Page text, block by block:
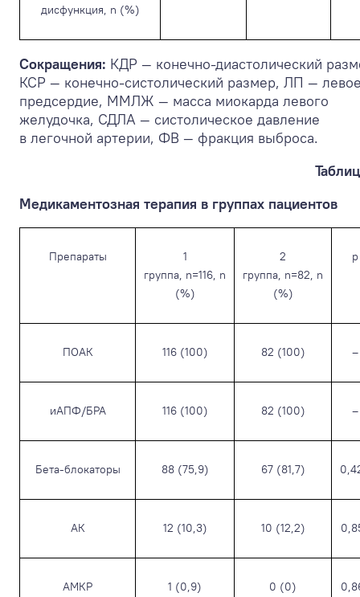
дисфункция, n (%)
Сокращения: КДР — конечно-диастолический
КСР — конечно-систолический размер, ЛП —
предсердие, ММЛЖ — масса миокарда левого
желудочка, СДЛА — систолическое давление
в легочной артерии, ФВ — фракция выброса.
Медикаментозная терапия в группах пациентов
Препараты
1
группа, n=116, n
(%)
2
группа, n=82, n
(%)
p
ПОАК 116 (100) 82 (100) –
иАПФ/БРА 116 (100) 82 (100) –
Бета-блокаторы 88 (75,9) 67 (81,7)
АК 12 (10,3) 10 (12,2)
АМКР 1 (0,9) 0 (0)